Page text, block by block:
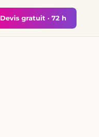
Devis gratuit · 72 h